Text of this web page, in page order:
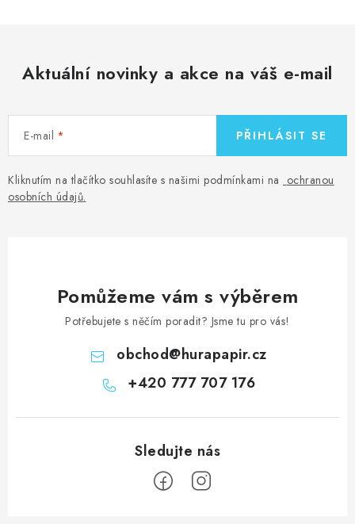
s
Aktuální novinky a akce na váš e-mail
E-mail
Kliknutím na tlačítko souhlasíte s našimi podmínkami na ochranou
osobních údajů.
PŘIHLÁSIT SE
Pomůžeme vám s výběrem
Potřebujete s něčím poradit? Jsme tu pro vás!
obchod@hurapapir.cz
+420 777 707 176